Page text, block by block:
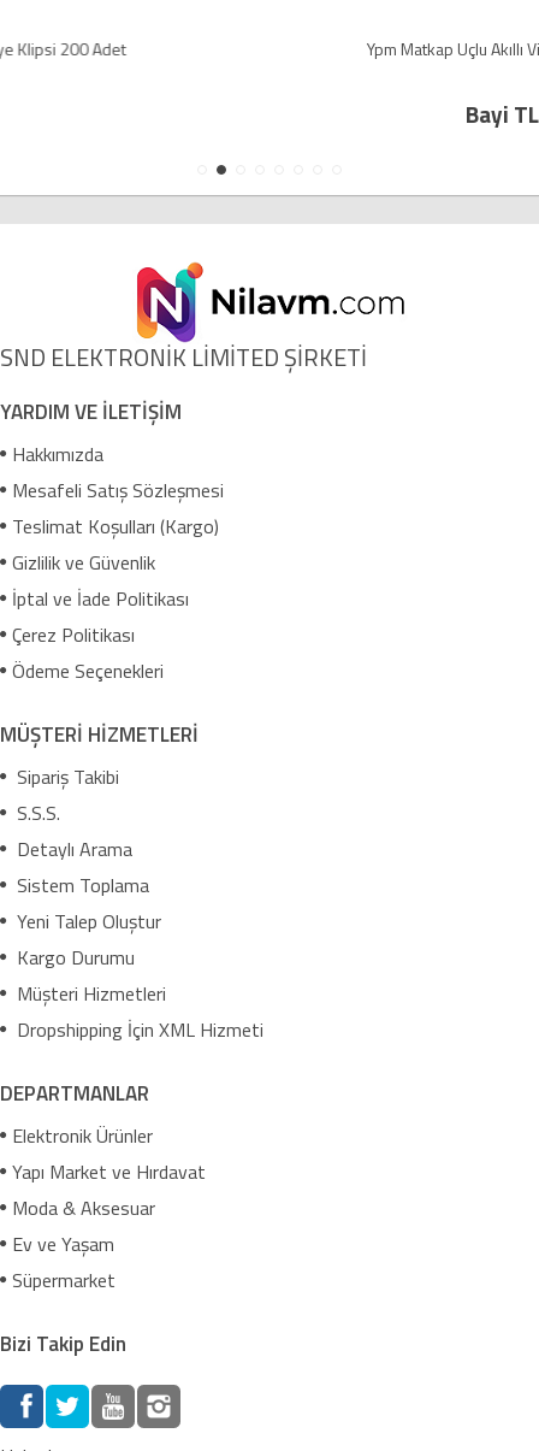
Ypm Matkap Uçlu Akıllı Vida 3,9X13 ( 10 Adet )
SND ELEKTRONİK LİMİTED ŞİRKETİ
YARDIM VE İLETİŞİM
Hakkımızda
Mesafeli Satış Sözleşmesi
Teslimat Koşulları (Kargo)
Gizlilik ve Güvenlik
İptal ve İade Politikası
Çerez Politikası
Ödeme Seçenekleri
MÜŞTERİ HİZMETLERİ
Sipariş Takibi
S.S.S.
Detaylı Arama
Sistem Toplama
Yeni Talep Oluştur
Kargo Durumu
Müşteri Hizmetleri
Dropshipping İçin XML Hizmeti
DEPARTMANLAR
Elektronik Ürünler
Yapı Market ve Hırdavat
Moda & Aksesuar
Ev ve Yaşam
Süpermarket
Bizi Takip Edin